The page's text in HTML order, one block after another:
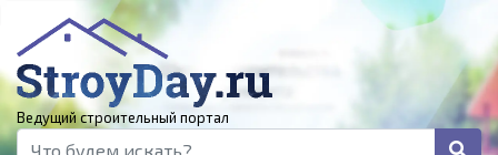
Ведущий строительный портал